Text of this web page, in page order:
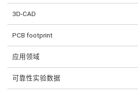
3D-CAD
PCB footprint
应用领域
可靠性实验数据